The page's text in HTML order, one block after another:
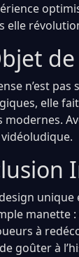
elle
n’est
elle
modernes.
manette
à
goûter à